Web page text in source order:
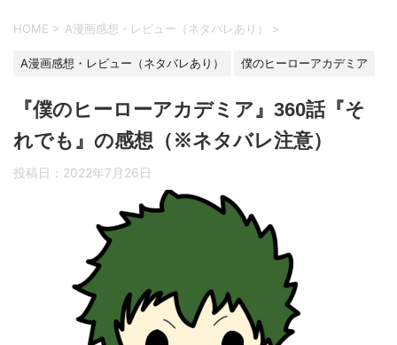
HOME > A漫画感想・レビュー（ネタバレあり） >
A漫画感想・レビュー（ネタバレあり） 僕のヒーローアカデミア
『僕のヒーローアカデミア』360話『そ
れでも』の感想（※ネタバレ注意）
投稿日： 2022年7月26日